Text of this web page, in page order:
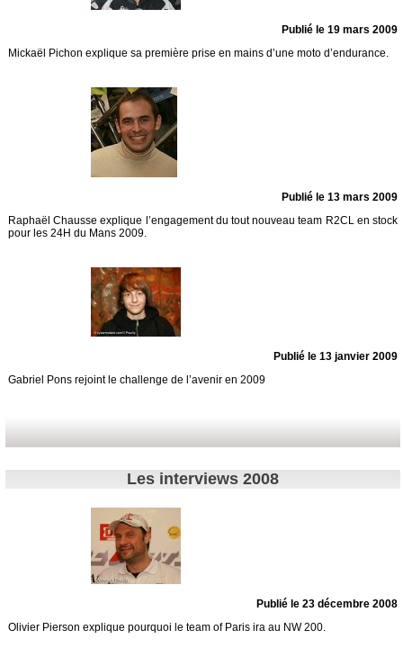
Publié le 19 mars 2009
Mickaël Pichon explique sa première prise en mains d’une moto d’endurance.
Publié le 13 mars 2009
Raphaël Chausse explique l’engagement du tout nouveau team R2CL en stock
pour les 24H du Mans 2009.
Publié le 13 janvier 2009
Gabriel Pons rejoint le challenge de l’avenir en 2009
Les interviews 2008
Publié le 23 décembre 2008
Olivier Pierson explique pourquoi le team of Paris ira au NW 200.